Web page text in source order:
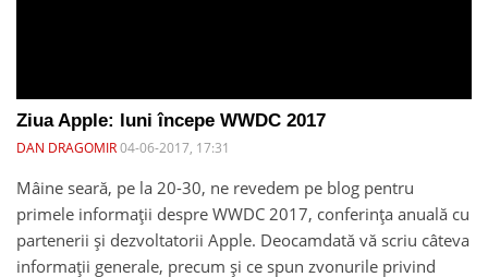
Ziua Apple: luni începe WWDC 2017
DAN DRAGOMIR04-06-2017, 17:31
Mâine seară, pe la 20-30, ne revedem pe blog pentru
primele informații despre WWDC 2017, conferința anuală cu
partenerii și dezvoltatorii Apple. Deocamdată vă scriu câteva
informații generale, precum și ce spun zvonurile privind